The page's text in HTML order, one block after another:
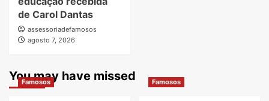
de Carol Dantas
assessoriadefamosos
agosto 7, 2026
You may have missed
Famosos Famosos